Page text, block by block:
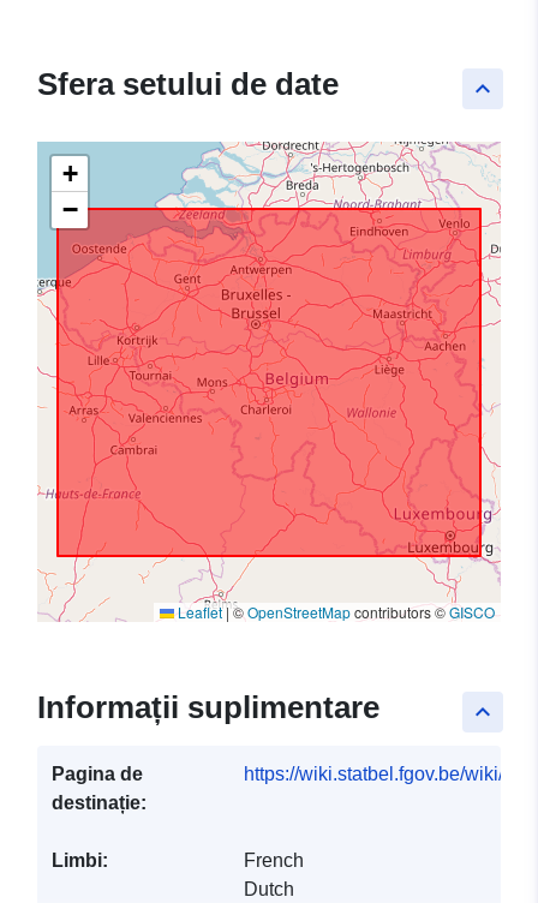
keyboard_arrow_up
Sfera setului de date
+
−
Leaflet|©OpenStreetMapcontributors ©GISCO
keyboard_arrow_up
Informații suplimentare
Pagina de
destinație:
https://wiki.statbel.fgov.be/wiki/
Limbi:
French
Dutch